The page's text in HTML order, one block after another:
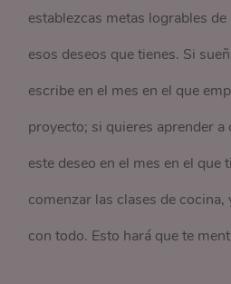
establezcas metas logrables
esos deseos que tienes. Si
escribe en el mes en el que
proyecto; si quieres aprender
este deseo en el mes en el que
comenzar las clases de
con todo. Esto hará que te